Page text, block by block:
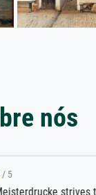
nós
to